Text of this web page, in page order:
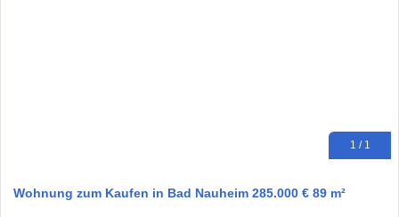
1 / 1
Wohnung zum Kaufen in Bad Nauheim 285.000 € 89 m²